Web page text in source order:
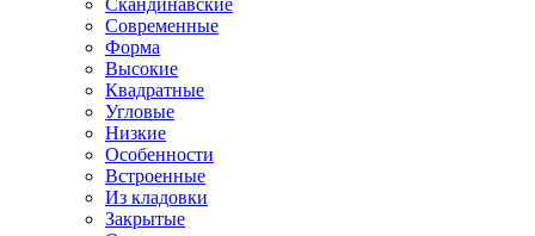
Скандинавские
Современные
Форма
Высокие
Квадратные
Угловые
Низкие
Особенности
Встроенные
Из кладовки
Закрытые